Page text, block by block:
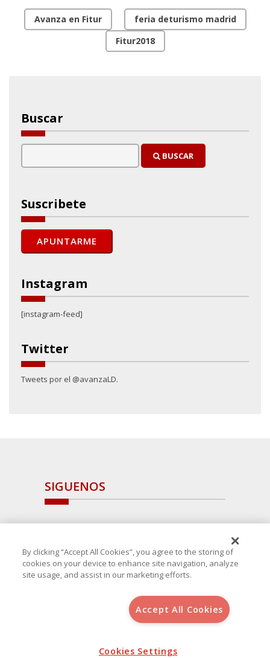
Avanza en Fitur
feria deturismo madrid
Fitur2018
Buscar
BUSCAR
Suscribete
Instagram
[instagram-feed]
Twitter
Tweets por el @avanzaLD.
SIGUENOS
, S.L.U.(B-64405731) c/ San Norberto
Aviso Legal
Política de Cookies
By clicking “Accept All Cookies”, you agree to the storing of
cookies on your device to enhance site navigation, analyze
site usage, and assist in our marketing efforts.
Accept All Cookies
Cookies Settings